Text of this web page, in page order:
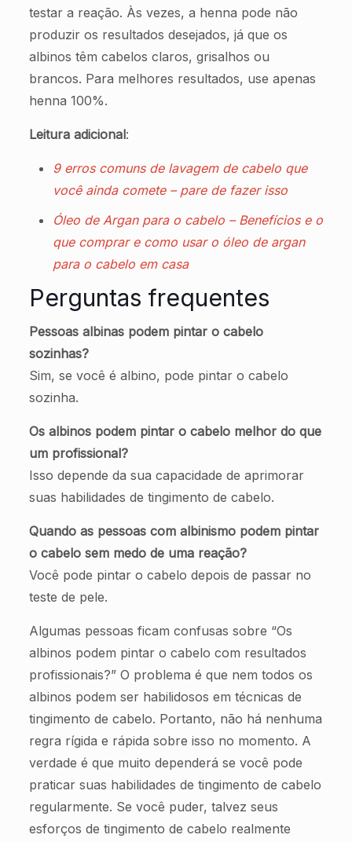
testar a reação. Às vezes, a henna pode não
produzir os resultados desejados, já que os
albinos têm cabelos claros, grisalhos ou
brancos. Para melhores resultados, use apenas
henna 100%.
Leitura adicional:
9 erros comuns de lavagem de cabelo que
você ainda comete – pare de fazer isso
Óleo de Argan para o cabelo – Benefícios e o
que comprar e como usar o óleo de argan
para o cabelo em casa
Perguntas frequentes
Pessoas albinas podem pintar o cabelo
sozinhas?
Sim, se você é albino, pode pintar o cabelo
sozinha.
Os albinos podem pintar o cabelo melhor do que
um profissional?
Isso depende da sua capacidade de aprimorar
suas habilidades de tingimento de cabelo.
Quando as pessoas com albinismo podem pintar
o cabelo sem medo de uma reação?
Você pode pintar o cabelo depois de passar no
teste de pele.
Algumas pessoas ficam confusas sobre “Os
albinos podem pintar o cabelo com resultados
profissionais?” O problema é que nem todos os
albinos podem ser habilidosos em técnicas de
tingimento de cabelo. Portanto, não há nenhuma
regra rígida e rápida sobre isso no momento. A
verdade é que muito dependerá se você pode
praticar suas habilidades de tingimento de cabelo
regularmente. Se você puder, talvez seus
esforços de tingimento de cabelo realmente